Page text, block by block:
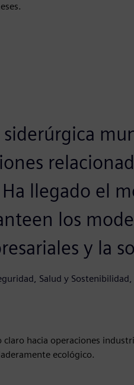
llegado el
los
y la
Salud y Sostenibilidad,
hacia operaciones
ecológico.